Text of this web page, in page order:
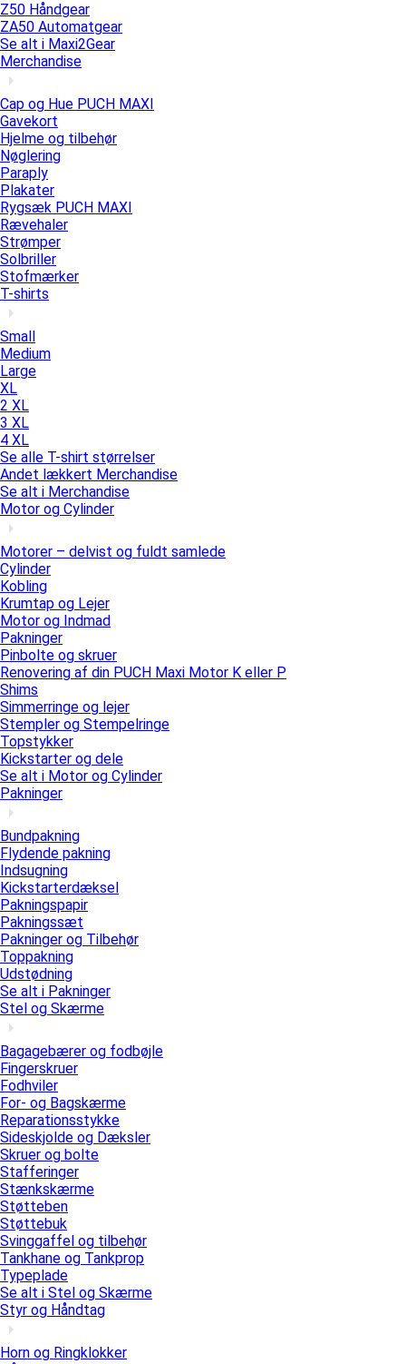
Z50 Håndgear
ZA50 Automatgear
Se alt i Maxi2Gear
Merchandise
Cap og Hue PUCH MAXI
Gavekort
Hjelme og tilbehør
Nøglering
Paraply
Plakater
Rygsæk PUCH MAXI
Rævehaler
Strømper
Solbriller
Stofmærker
T-shirts
Small
Medium
Large
XL
2 XL
3 XL
4 XL
Se alle T-shirt størrelser
Andet lækkert Merchandise
Se alt i Merchandise
Motor og Cylinder
Motorer – delvist og fuldt samlede
Cylinder
Kobling
Krumtap og Lejer
Motor og Indmad
Pakninger
Pinbolte og skruer
Renovering af din PUCH Maxi Motor K eller P
Shims
Simmerringe og lejer
Stempler og Stempelringe
Topstykker
Kickstarter og dele
Se alt i Motor og Cylinder
Pakninger
Bundpakning
Flydende pakning
Indsugning
Kickstarterdæksel
Pakningspapir
Pakningssæt
Pakninger og Tilbehør
Toppakning
Udstødning
Se alt i Pakninger
Stel og Skærme
Bagagebærer og fodbøjle
Fingerskruer
Fodhviler
For- og Bagskærme
Reparationsstykke
Sideskjolde og Dæksler
Skruer og bolte
Stafferinger
Stænkskærme
Støtteben
Støttebuk
Svinggaffel og tilbehør
Tankhane og Tankprop
Typeplade
Se alt i Stel og Skærme
Styr og Håndtag
Horn og Ringklokker